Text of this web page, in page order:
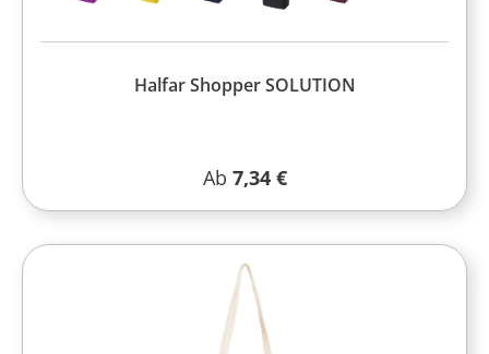
Halfar Shopper SOLUTION
Regulärer Preis:
Ab 7,34 €